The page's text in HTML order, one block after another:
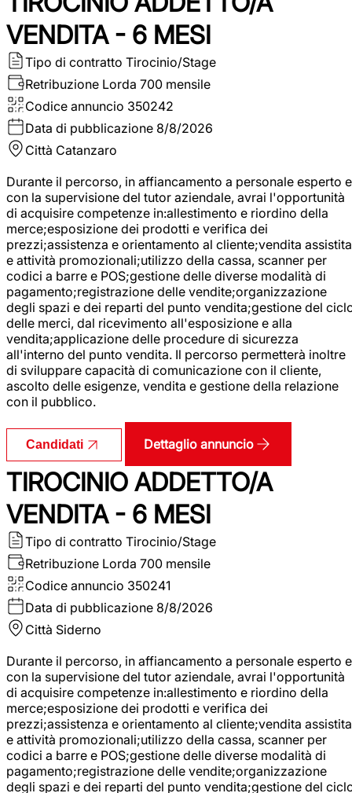
VENDITA - 6 MESI
Tipo di contratto Tirocinio/Stage
Retribuzione Lorda 700 mensile
Codice annuncio 350242
Data di pubblicazione 8/8/2026
Città Catanzaro
Durante il percorso, in affiancamento a personale esperto e
con la supervisione del tutor aziendale, avrai l'opportunità
di acquisire competenze in:allestimento e riordino della
merce;esposizione dei prodotti e verifica dei
prezzi;assistenza e orientamento al cliente;vendita assistita
e attività promozionali;utilizzo della cassa, scanner per
codici a barre e POS;gestione delle diverse modalità di
pagamento;registrazione delle vendite;organizzazione
degli spazi e dei reparti del punto vendita;gestione del
delle merci, dal ricevimento all'esposizione e alla
vendita;applicazione delle procedure di sicurezza
all'interno del punto vendita. Il percorso permetterà inoltre
di sviluppare capacità di comunicazione con il cliente,
ascolto delle esigenze, vendita e gestione della relazione
con il pubblico.
Candidati Dettaglio annuncio
TIROCINIO ADDETTO/A
VENDITA - 6 MESI
Tipo di contratto Tirocinio/Stage
Retribuzione Lorda 700 mensile
Codice annuncio 350241
Data di pubblicazione 8/8/2026
Città Siderno
Durante il percorso, in affiancamento a personale esperto e
con la supervisione del tutor aziendale, avrai l'opportunità
di acquisire competenze in:allestimento e riordino della
merce;esposizione dei prodotti e verifica dei
prezzi;assistenza e orientamento al cliente;vendita assistita
e attività promozionali;utilizzo della cassa, scanner per
codici a barre e POS;gestione delle diverse modalità di
pagamento;registrazione delle vendite;organizzazione
degli spazi e dei reparti del punto vendita;gestione del